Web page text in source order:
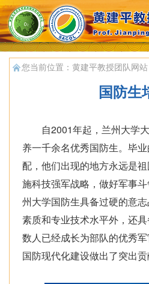
您当前位置： 黄建平教授团队网站
国防生
自2001年起，兰州大学大
养一千余名优秀国防生。毕
配，他们出现的地方永远是
施科技强军战略，做好军事
州大学国防生具备过硬的意
素质和专业技术水平外，还
数人已经成长为部队的优秀
国防现代化建设做出了突出贡